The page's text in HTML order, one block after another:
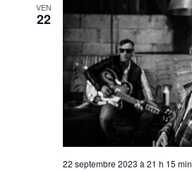
VEN
22
22 septembre 2023 à 21 h 15 min